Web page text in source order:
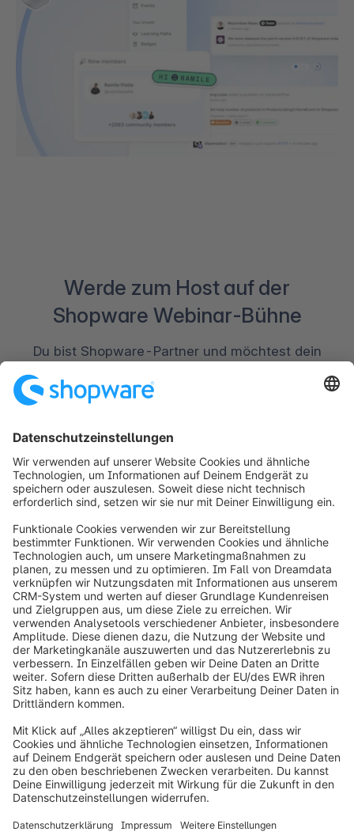
Werde zum Host auf der
Shopware Webinar-Bühne
Du bist Shopware-Partner und möchtest dein
Know-how teilen? Dann gestalte gemeinsam mit
uns oder unseren Händlern ein Webinar und
erreiche genau die Zielgruppe, die von deiner
interessantes Thema im Kopf? Dann schlag es uns
gerne vor – wir freuen uns über deine Ideen!
info@shopware.com
Produkt
Lösungen
Partner